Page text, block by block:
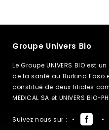
Groupe Univers Bio
Le Groupe UNIVERS BIO est
de la santé au Burkina Faso
constitué de deux filiales
MEDICAL SA et UNIVERS BIO-
Suivez nous sur :